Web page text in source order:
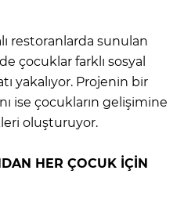
restoranlarda sunulan
çocuklar farklı sosyal
yakalıyor. Projenin bir
ise çocukların gelişimine
oluşturuyor.
HER ÇOCUK İÇİN